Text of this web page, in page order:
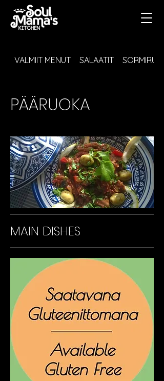
VALMIIT MENUT SALAATIT
PÄÄRUOKA
MAIN DISHES